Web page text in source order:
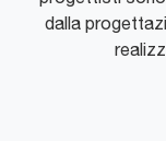
dalla